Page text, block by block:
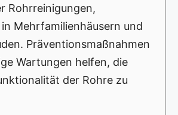
Rohrreinigungen,
Mehrfamilienhäusern und
Präventionsmaßnahmen
Wartungen helfen, die
der Rohre zu